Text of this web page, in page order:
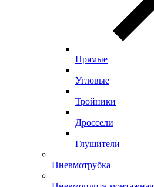
Прямые
Угловые
Тройники
Дроссели
Глушители
Пневмотрубка